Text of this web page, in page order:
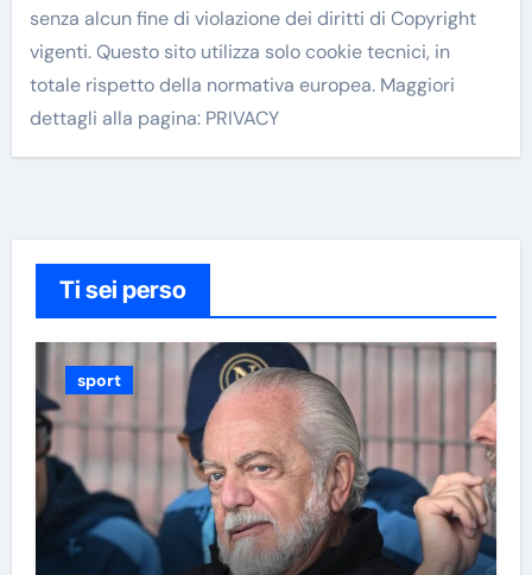
senza alcun fine di violazione dei diritti di Copyright
vigenti. Questo sito utilizza solo cookie tecnici, in
totale rispetto della normativa europea. Maggiori
dettagli alla pagina: PRIVACY
Ti sei perso
sport